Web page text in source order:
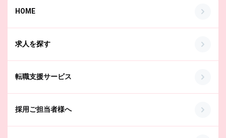
HOME
求人を探す
転職支援サービス
採用ご担当者様へ